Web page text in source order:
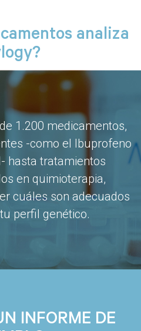
analiza
1.200 medicamentos,
-como el Ibuprofeno
hasta tratamientos
en quimioterapia,
cuáles son adecuados
perfil genético.
INFORME DE